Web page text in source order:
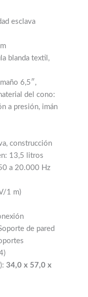
esclava
blanda textil,
6,5″,
del cono:
a presión, imán
construcción
13,5 litros
a 20.000 Hz
1 m)
de pared
34,0 x 57,0 x